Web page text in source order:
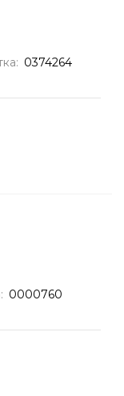
0374264
0000760